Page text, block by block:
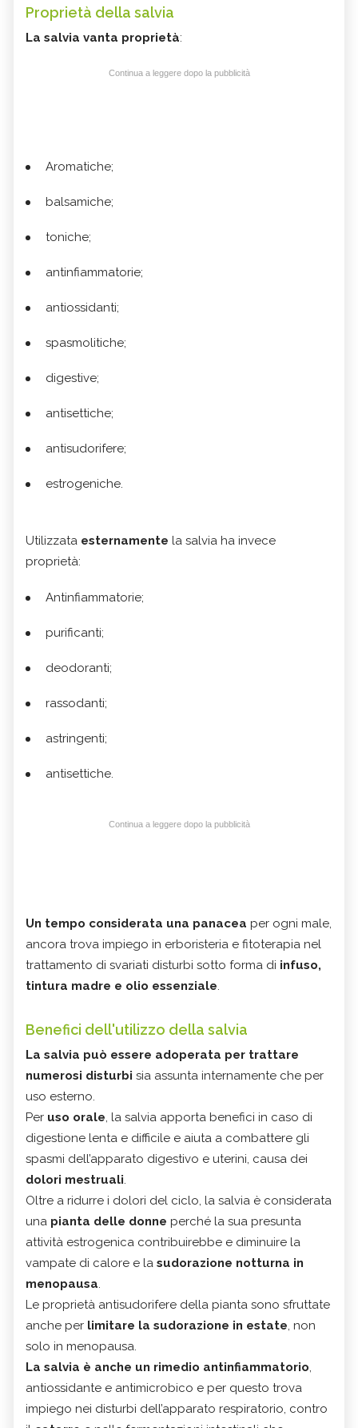
Proprietà della salvia
La salvia vanta proprietà:
Continua a leggere dopo la pubblicità
Aromatiche;
balsamiche;
toniche;
antinfiammatorie;
antiossidanti;
spasmolitiche;
digestive;
antisettiche;
antisudorifere;
estrogeniche.
Utilizzata esternamente la salvia ha invece
proprietà:
Antinfiammatorie;
purificanti;
deodoranti;
rassodanti;
astringenti;
antisettiche.
Continua a leggere dopo la pubblicità
Un tempo considerata una panacea per ogni male,
ancora trova impiego in erboristeria e fitoterapia nel
trattamento di svariati disturbi sotto forma di infuso,
tintura madre e olio essenziale.
Benefici dell'utilizzo della salvia
La salvia può essere adoperata per trattare
numerosi disturbi sia assunta internamente che per
uso esterno.
Per uso orale, la salvia apporta benefici in caso di
digestione lenta e difficile e aiuta a combattere gli
spasmi dell’apparato digestivo e uterini, causa dei
dolori mestruali.
Oltre a ridurre i dolori del ciclo, la salvia è considerata
una pianta delle donne perché la sua presunta
attività estrogenica contribuirebbe e diminuire la
vampate di calore e la sudorazione notturna in
menopausa.
Le proprietà antisudorifere della pianta sono sfruttate
anche per limitare la sudorazione in estate, non
solo in menopausa.
La salvia è anche un rimedio antinfiammatorio,
antiossidante e antimicrobico e per questo trova
impiego nei disturbi dell’apparato respiratorio, contro